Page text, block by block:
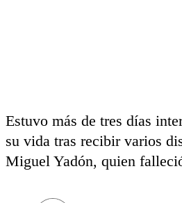
Estuvo más de tres días
su vida tras recibir varios
Miguel Yadón, quien